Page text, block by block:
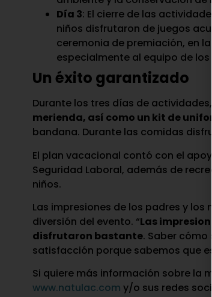
Día 3: El cierre de las
niños disfrutaron de juegos
ceremonia de premiación, en
especialmente al equipo de los
Un éxito garantizado
Durante los tres días de actividades,
merienda, así como un kit de
bandana. Durante las comidas
El plan vacacional contó con el
Seguridad Laboral, además de
niños.
Las impresiones de los padres y
diversión del evento. “Las
disfrutaron bastante. Saber cómo
satisfacción porque sabemos que
Si quiere más información sobre la
www.natulac.com y/o sus redes